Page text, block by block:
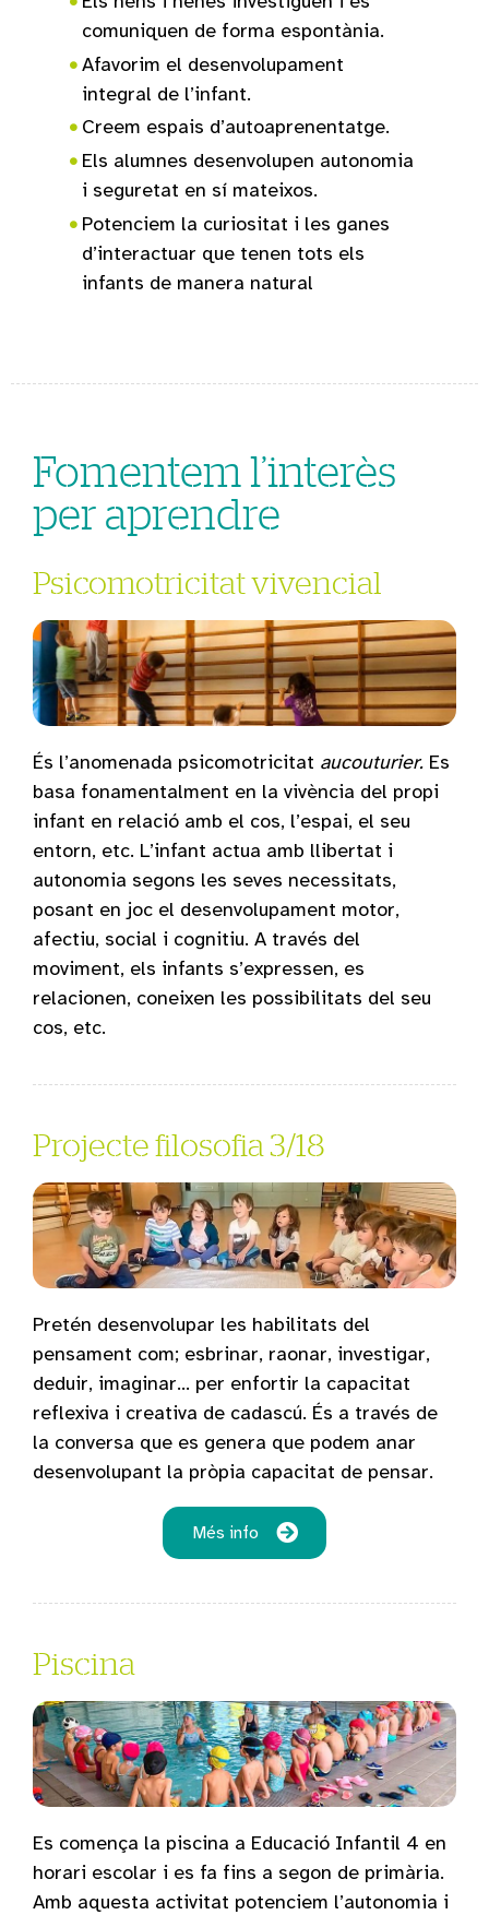
comuniquen de forma espontània.
Afavorim el desenvolupament
integral de l’infant.
Creem espais d’autoaprenentatge.
Els alumnes desenvolupen autonomia
i seguretat en sí mateixos.
Potenciem la curiositat i les ganes
d’interactuar que tenen tots els
infants de manera natural
Fomentem l’interès
per aprendre
Psicomotricitat vivencial
És l’anomenada psicomotricitat aucouturier. Es
basa fonamentalment en la vivència del propi
infant en relació amb el cos, l’espai, el seu
entorn, etc. L’infant actua amb llibertat i
autonomia segons les seves necessitats,
posant en joc el desenvolupament motor,
afectiu, social i cognitiu. A través del
moviment, els infants s’expressen, es
relacionen, coneixen les possibilitats del seu
cos, etc.
Projecte filosofia 3/18
Pretén desenvolupar les habilitats del
pensament com; esbrinar, raonar, investigar,
deduir, imaginar… per enfortir la capacitat
reflexiva i creativa de cadascú. És a través de
la conversa que es genera que podem anar
desenvolupant la pròpia capacitat de pensar.
Més info
Piscina
Es comença la piscina a Educació Infantil 4 en
horari escolar i es fa fins a segon de primària.
Amb aquesta activitat potenciem l’autonomia i